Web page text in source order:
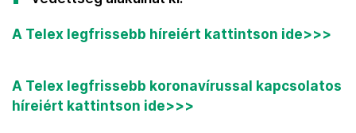
A Telex legfrissebb híreiért kattintson ide>>>
A Telex legfrissebb koronavírussal kapcsolatos
híreiért kattintson ide>>>